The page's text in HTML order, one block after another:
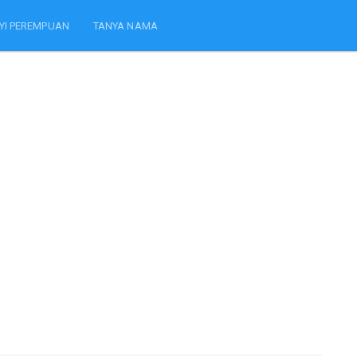
PEREMPUAN TANYA NAMA